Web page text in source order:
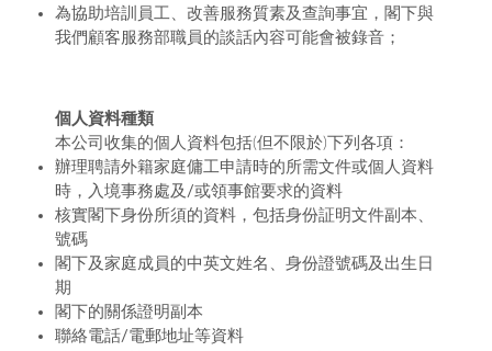
為協助培訓員工、改善服務質素及查詢事宜，閣下與
我們顧客服務部職員的談話內容可能會被錄音；
個人資料種類
本公司收集的個人資料包括(但不限於)下列各項：
辦理聘請外籍家庭傭工申請時的所需文件或個人資料
時，入境事務處及/或領事館要求的資料
核實閣下身份所須的資料，包括身份証明文件副本、
號碼
閣下及家庭成員的中英文姓名、身份證號碼及出生日
期
閣下的關係證明副本
聯絡電話/電郵地址等資料